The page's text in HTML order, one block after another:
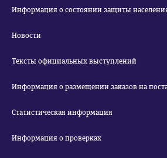
Информация о состоянии защиты
Новости
Тексты официальных выступлений
Информация о размещении заказов на
Статистическая информация
Информация о проверках